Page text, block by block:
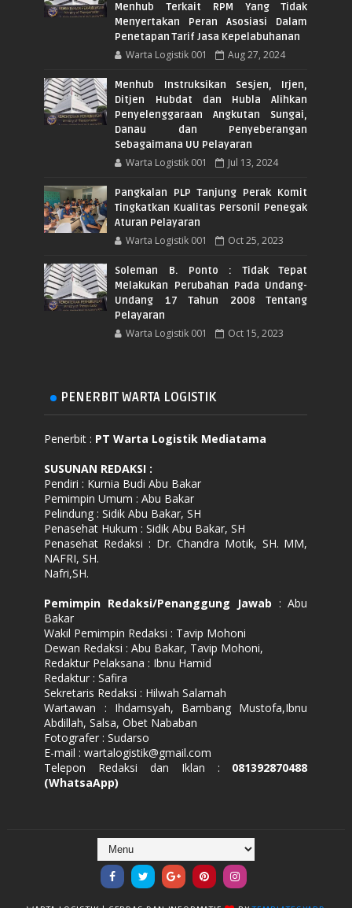
Menhub Terkait RPM Yang Tidak
Menyertakan Peran Asosiasi Dalam
Penetapan Tarif Jasa Kepelabuhanan
Warta Logistik 001 Aug 27, 2024
Menhub Instruksikan Sesjen, Irjen,
Ditjen Hubdat dan Hubla Alihkan
Penyelenggaraan Angkutan Sungai,
Danau dan Penyeberangan
Sebagaimana UU Pelayaran
Warta Logistik 001 Jul 13, 2024
Pangkalan PLP Tanjung Perak Komit
Tingkatkan Kualitas Personil Penegak
Aturan Pelayaran
Warta Logistik 001 Oct 25, 2023
Soleman B. Ponto : Tidak Tepat
Melakukan Perubahan Pada Undang-
Undang 17 Tahun 2008 Tentang
Pelayaran
Warta Logistik 001 Oct 15, 2023
PENERBIT WARTA LOGISTIK
Penerbit : PT Warta Logistik Mediatama
SUSUNAN REDAKSI :
Pendiri : Kurnia Budi Abu Bakar
Pemimpin Umum : Abu Bakar
Pelindung : Sidik Abu Bakar, SH
Penasehat Hukum : Sidik Abu Bakar, SH
Penasehat Redaksi : Dr. Chandra Motik, SH. MM,
NAFRI, SH.
Nafri,SH.
Pemimpin Redaksi/Penanggung Jawab : Abu
Bakar
Wakil Pemimpin Redaksi : Tavip Mohoni
Dewan Redaksi : Abu Bakar, Tavip Mohoni,
Redaktur Pelaksana : Ibnu Hamid
Redaktur : Safira
Sekretaris Redaksi : Hilwah Salamah
Wartawan : Ihdamsyah, Bambang Mustofa,Ibnu
Abdillah, Salsa, Obet Nababan
Fotografer : Sudarso
E-mail : wartalogistik@gmail.com
Telepon Redaksi dan Iklan : 081392870488
(WhatsaApp)